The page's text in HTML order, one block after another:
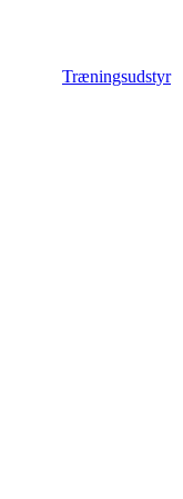
Træningsudstyr